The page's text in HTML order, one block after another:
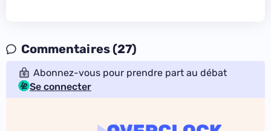
Commentaires (27)
Abonnez-vous pour prendre part au débat
Se connecter